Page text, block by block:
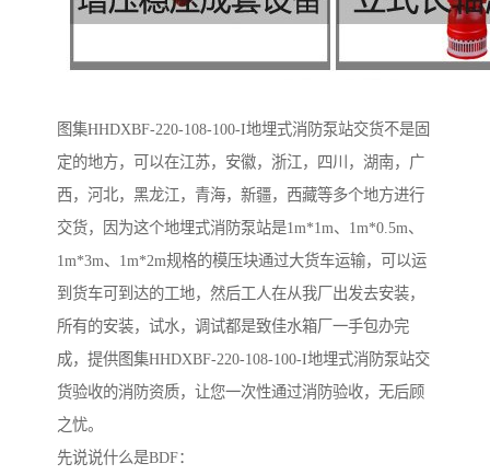
图集HHDXBF-220-108-100-I地埋式消防泵站交货不是固
定的地方，可以在江苏，安徽，浙江，四川，湖南，广
西，河北，黑龙江，青海，新疆，西藏等多个地方进行
交货，因为这个地埋式消防泵站是1m*1m、1m*0.5m、
1m*3m、1m*2m规格的模压块通过大货车运输，可以运
到货车可到达的工地，然后工人在从我厂出发去安装，
所有的安装，试水，调试都是致佳水箱厂一手包办完
成，提供图集HHDXBF-220-108-100-I地埋式消防泵站交
货验收的消防资质，让您一次性通过消防验收，无后顾
之忧。
先说说什么是BDF：